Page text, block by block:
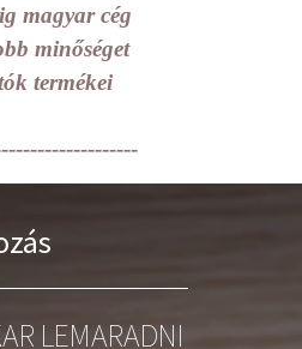
magyar cég
minőséget
termékei
LEMARADNI